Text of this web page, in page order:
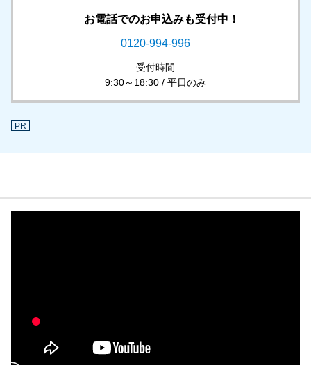
お電話でのお申込みも受付中！
0120-994-996
受付時間
9:30～18:30 / 平日のみ
PR